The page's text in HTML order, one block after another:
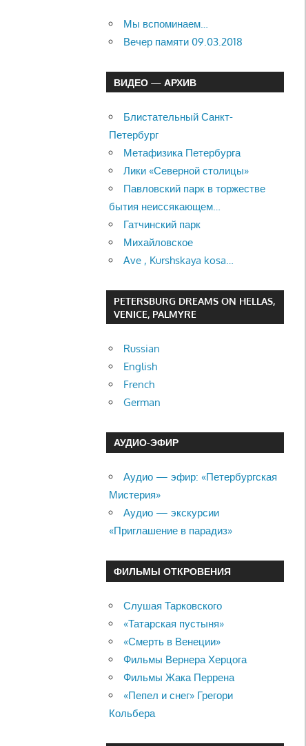
Мы вспоминаем…
Вечер памяти 09.03.2018
ВИДЕО — АРХИВ
Блистательный Санкт-
Петербург
Метафизика Петербурга
Лики «Северной столицы»
Павловский парк в торжестве
бытия неиссякающем…
Гатчинский парк
Михайловское
Ave , Kurshskaya kosa…
PETERSBURG DREAMS ON HELLAS,
VENICE, PALMYRE
Russian
English
French
German
АУДИО-ЭФИР
Аудио — эфир: «Петербургская
Мистерия»
Аудио — экскурсии
«Приглашение в парадиз»
ФИЛЬМЫ ОТКРОВЕНИЯ
Слушая Тарковского
«Татарская пустыня»
«Смерть в Венеции»
Фильмы Вернера Херцога
Фильмы Жака Перрена
«Пепел и снег» Грегори
Кольбера